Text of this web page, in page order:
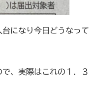
になり今日どうなって
、実際はこれの１．３